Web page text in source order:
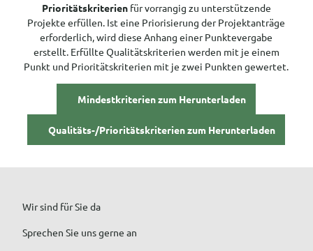
Prioritätskriterienfür vorrangig zu unterstützende
Projekte erfüllen. Ist eine Priorisierung der Projektanträge
erforderlich, wird diese Anhang einer Punktevergabe
erstellt. Erfüllte Qualitätskriterien werden mit je einem
Punkt und Prioritätskriterien mit je zwei Punkten gewertet.
Mindestkriterien zum Herunterladen
Qualitäts-/Prioritätskriterien zum Herunterladen
Wir sind für Sie da
Sprechen Sie uns gerne an